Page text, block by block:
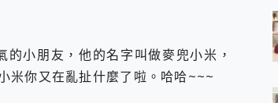
M5 10000mAh 5合1 磁吸無線急速行動電源
車電源】 可靠的旅行夥伴！帶給您優異的安全
Modern MD272UPSW 27型」 4K IPS 輕薄商
觸控AI筆電 開箱 評測
realme 14 5G 遊戲戰鬥值爆表，效能x娛樂全都
設備充電一起搞定 ONPRO MagReact™ M3 3
小朋友，他的名字叫做麥兜小米，
米你又在亂扯什麼了啦。哈哈~~~